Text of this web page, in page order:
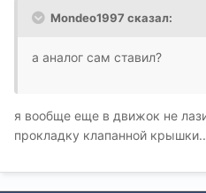
Mondeo1997 сказал:
а аналог сам ставил?
я вообще еще в движок не
прокладку клапанной